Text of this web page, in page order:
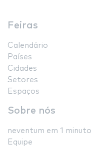
Feiras
Calendário
Países
Cidades
Setores
Espaços
Sobre nós
neventum em 1 minuto
Equipe